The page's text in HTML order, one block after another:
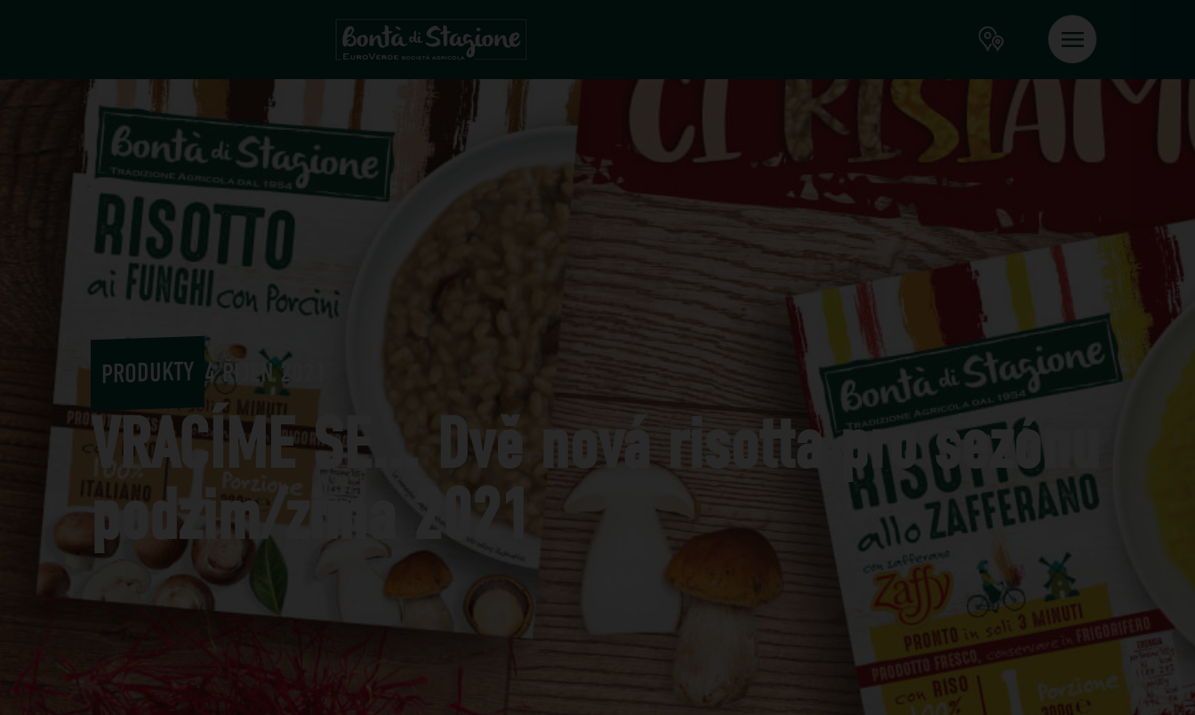
PRODUKTY 4 ŘÍJEN 2021
VRACÍME SE... Dvě nová risotta pro sezónu
podzim/zima 2021